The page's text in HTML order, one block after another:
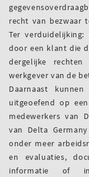
recht van bezwaar
Ter verduidelijking:
door een klant die
dergelijke
werkgever van de
Daarnaast
uitgeoefend op
medewerkers van
van Delta
onder meer
en evaluaties,
informatie of